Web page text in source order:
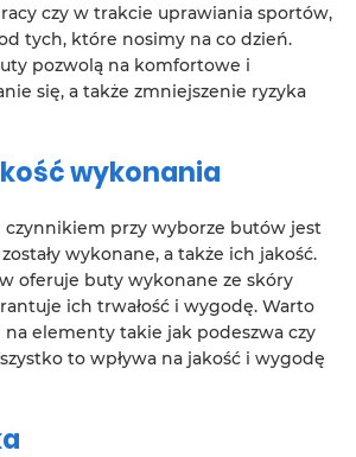
czy w trakcie uprawiania sportów,
tych, które nosimy na co dzień.
pozwolą na komfortowe i
się, a także zmniejszenie ryzyka
wykonania
czynnikiem przy wyborze butów jest
wykonane, a także ich jakość.
oferuje buty wykonane ze skóry
ich trwałość i wygodę. Warto
elementy takie jak podeszwa czy
to wpływa na jakość i wygodę